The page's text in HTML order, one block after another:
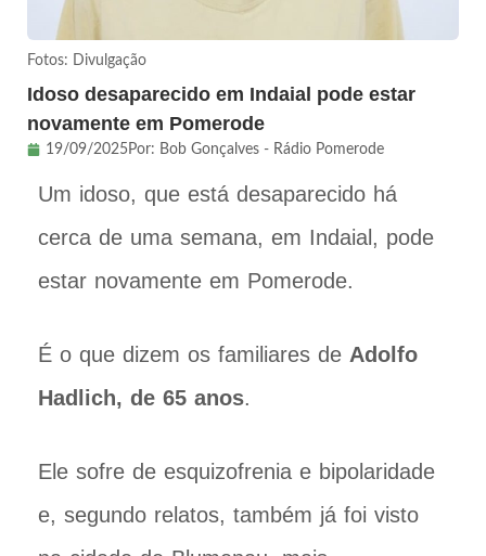
Fotos: Divulgação
Idoso desaparecido em Indaial pode estar
novamente em Pomerode
19/09/2025Por: Bob Gonçalves - Rádio Pomerode
Um idoso, que está desaparecido há
cerca de uma semana, em Indaial, pode
estar novamente em Pomerode.
É o que dizem os familiares de Adolfo
Hadlich, de 65 anos.
Ele sofre de esquizofrenia e bipolaridade
e, segundo relatos, também já foi visto